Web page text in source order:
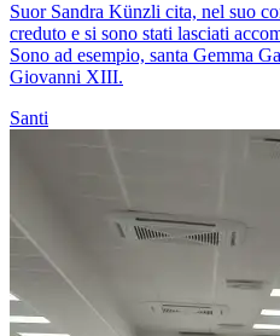
Suor Sandra Künzli cita, nel suo
creduto e si sono stati lasciati
Sono ad esempio, santa Gemma
Giovanni XIII.
Santi